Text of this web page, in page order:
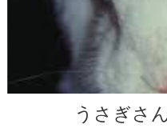
うさぎさ